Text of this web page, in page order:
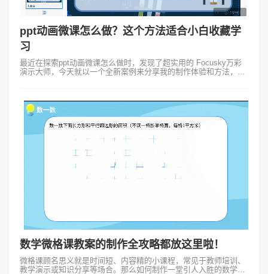
ppt动画微课怎么做？这个方法适合小白收藏学
习
最近在探索ppt动画微课怎么做时，发现了超实用的 Focusky万彩
演示大师，今天就以一个全新案例来分享我的制作体验和方法，新
数学微格课教案的制作全攻略都放这里啦！
微格课顾名思义就是时间短、内容精的小课程，常见于教师培训、
教学演示或知识分享等场合。那么如何制作一堂引人入胜的数学微